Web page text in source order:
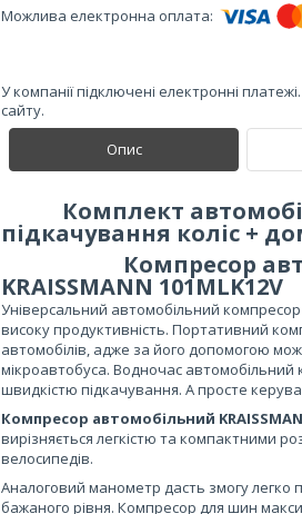
У компанії підключені електронні
сайту.
Опис
Комплект
підкачування коліс +
Компресор
KRAISSMANN 101MLK12V
Універсальний автомобільний компресор
високу продуктивність. Портативний
автомобілів, адже за його допомогою
мікроавтобуса. Водночас автомобільний
швидкістю підкачування. А просте
Компресор автомобільний
вирізняється легкістю та компактними
велосипедів.
Аналоговий манометр дасть змогу легко
бажаного рівня. Компресор для шин